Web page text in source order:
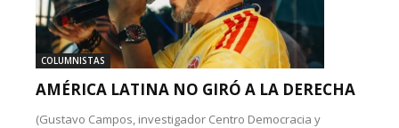
COLUMNISTAS
AMÉRICA LATINA NO GIRÓ A LA DERECHA
(Gustavo Campos, investigador Centro Democracia y